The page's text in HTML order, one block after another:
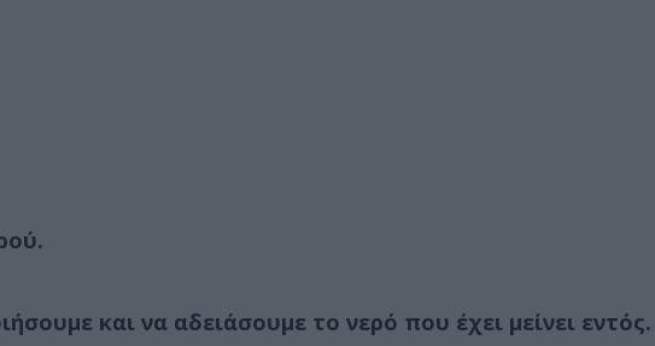
και να αδειάσουμε το νερό που έχει μείνει εντός.